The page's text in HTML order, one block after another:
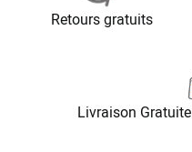
Retours gratuits
Livraison Gratuite